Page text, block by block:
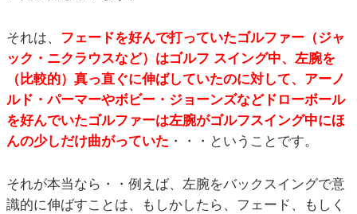
それは、 フェードを好んで打っていたゴルファー（ジャ
ック・ニクラウスなど）はゴルフ スイング中、左腕を
（比較的）真っ直ぐに伸ばしていたのに対して、アーノ
ルド・パーマーやボビー・ジョーンズなどドローボール
を好んでいたゴルファーは左腕がゴルフスイング中にほ
んの少しだけ曲がっていた ・・・ということです。
それが本当なら・・例えば、左腕をバックスイングで意
識的に伸ばすことは、もしかしたら、フェード、もしく